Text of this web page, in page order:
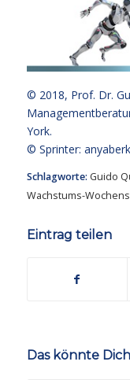
© 2018, Prof. Dr.
York.
© Sprinter:
Schlagworte: Guido
Wachstums-
Eintrag teilen
Das könnte